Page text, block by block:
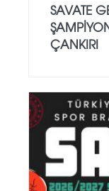
SAVATE
ÇANKIRI